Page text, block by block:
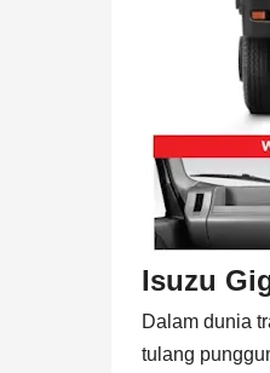
Isuzu
Dalam dunia
tulang